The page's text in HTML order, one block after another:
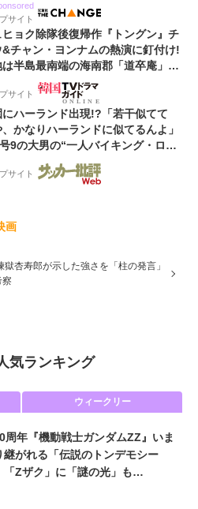
サイト
ョク除隊後復帰作『トングン』チ
&チャン・ヨンナムの熱演に釘付け!
半島最南端の海南郡「道卒庵」
ら始める韓国旅行】
サイト
ハーランド出現!?「若干似てて
かなりハーランドに似てるんよ」
9の大男の“一人バイキング・ロ
題!「元気をもらった」
サイト
画
獄杏寿郎が示した強さを「柱の発言」
察
気ランキング
ウィークリー
周年『機動戦士ガンダムZZ』いま
継がれる「伝説のトンデモシー
Zザク」に「謎の光」も…